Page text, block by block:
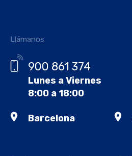
Llámanos
900 861 374
Lunes a Viernes
8:00 a 18:00
Barcelona